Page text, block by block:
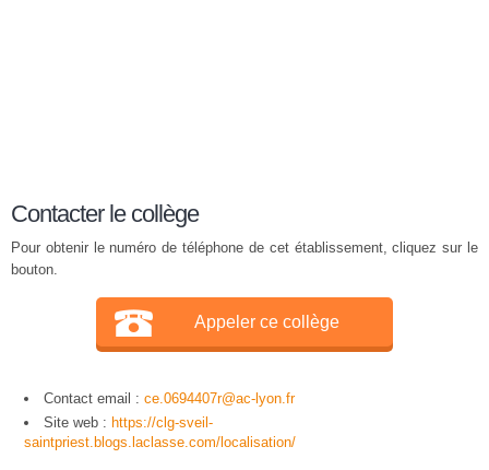
Contacter le collège
Pour obtenir le numéro de téléphone de cet établissement, cliquez sur le
bouton.
Appeler ce collège
Contact email : ce.0694407r@ac-lyon.fr
Site web : https://clg-sveil-
saintpriest.blogs.laclasse.com/localisation/